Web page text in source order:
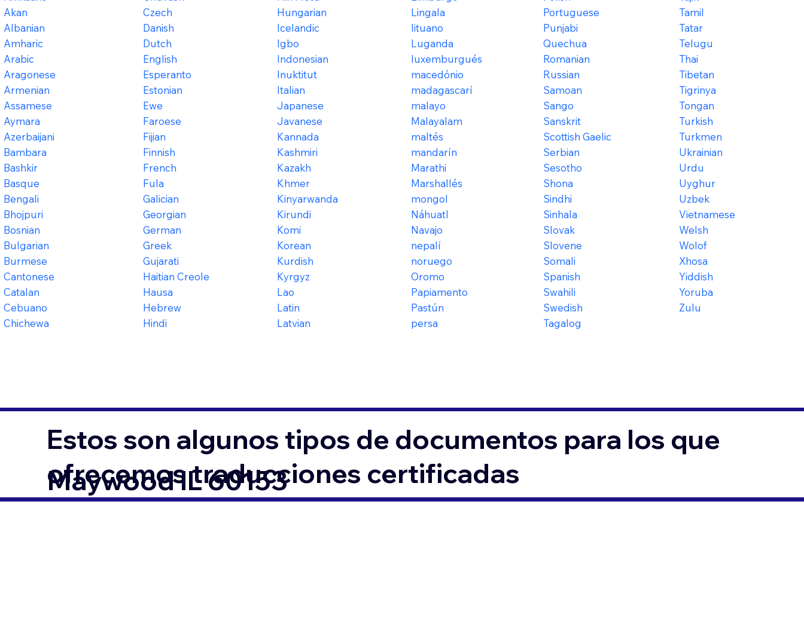
Akan
Albanian
Amharic
Arabic
Aragonese
Armenian
Assamese
Aymara
Azerbaijani
Bambara
Bashkir
Basque
Bengali
Bhojpuri
Bosnian
Bulgarian
Burmese
Cantonese
Catalan
Cebuano
Chichewa
Czech
Danish
Dutch
English
Esperanto
Estonian
Ewe
Faroese
Fijian
Finnish
French
Fula
Galician
Georgian
German
Greek
Gujarati
Haitian Creole
Hausa
Hebrew
Hindi
Hungarian
Icelandic
Igbo
Indonesian
Inuktitut
Italian
Japanese
Javanese
Kannada
Kashmiri
Kazakh
Khmer
Kinyarwanda
Kirundi
Komi
Korean
Kurdish
Kyrgyz
Lao
Latin
Latvian
Lingala
lituano
Luganda
luxemburgués
macedónio
madagascarí
malayo
Malayalam
maltés
mandarín
Marathi
Marshallés
mongol
Náhuatl
Navajo
nepalí
noruego
Oromo
Papiamento
Pastún
persa
Portuguese
Punjabi
Quechua
Romanian
Russian
Samoan
Sango
Sanskrit
Scottish Gaelic
Serbian
Sesotho
Shona
Sindhi
Sinhala
Slovak
Slovene
Somali
Spanish
Swahili
Swedish
Tagalog
Tamil
Tatar
Telugu
Thai
Tibetan
Tigrinya
Tongan
Turkish
Turkmen
Ukrainian
Urdu
Uyghur
Uzbek
Vietnamese
Welsh
Wolof
Xhosa
Yiddish
Yoruba
Zulu
Estos son algunos tipos de documentos para los que
ofrecemos traducciones certificadas
Maywood IL 60153